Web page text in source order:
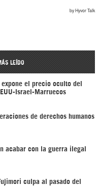
LEÍDO
el precio oculto del
Israel-Marruecos
de derechos humanos
acabar con la guerra ilegal
culpa al pasado del